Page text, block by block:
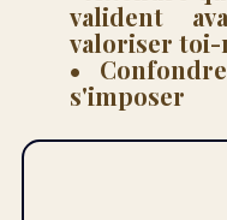
valident
valoriser toi-
•
s'imposer